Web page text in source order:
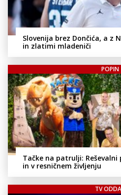
Slovenija brez Dončića, a z
in zlatimi mladeniči
POPIN
Tačke na patrulji:
in v resničnem življenju
TV